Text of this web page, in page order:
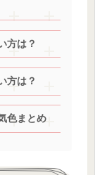
方は？
方は？
色まとめ